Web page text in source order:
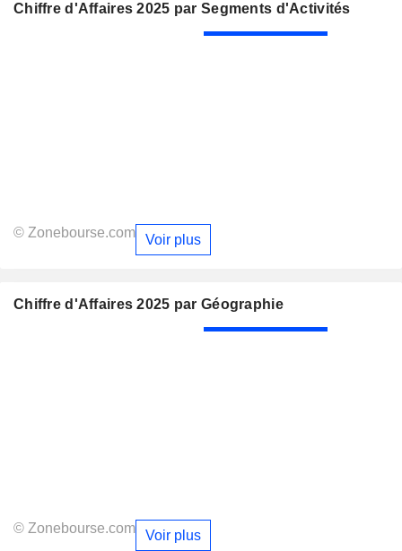
Chiffre d'Affaires 2025 par Segments d'Activités
© Zonebourse.com Voir plus
Chiffre d'Affaires 2025 par Géographie
© Zonebourse.com Voir plus